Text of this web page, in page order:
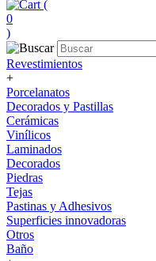
(
0
)
Revestimientos
+
Porcelanatos
Decorados y Pastillas
Cerámicas
Vinílicos
Laminados
Decorados
Piedras
Tejas
Pastinas y Adhesivos
Superficies innovadoras
Otros
Baño